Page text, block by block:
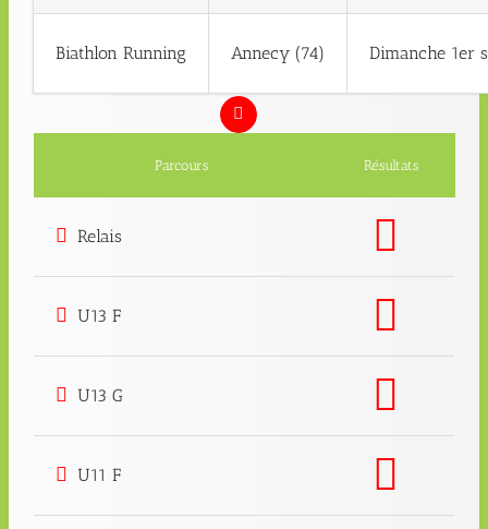
Biathlon Running Annecy (74) Dimanche 1er
Parcours Résultats
Relais
U13 F
U13 G
U11 F